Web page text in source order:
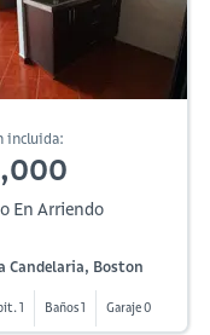
incluida:
En Arriendo
Candelaria, Boston
1 Baños 1 Garaje 0